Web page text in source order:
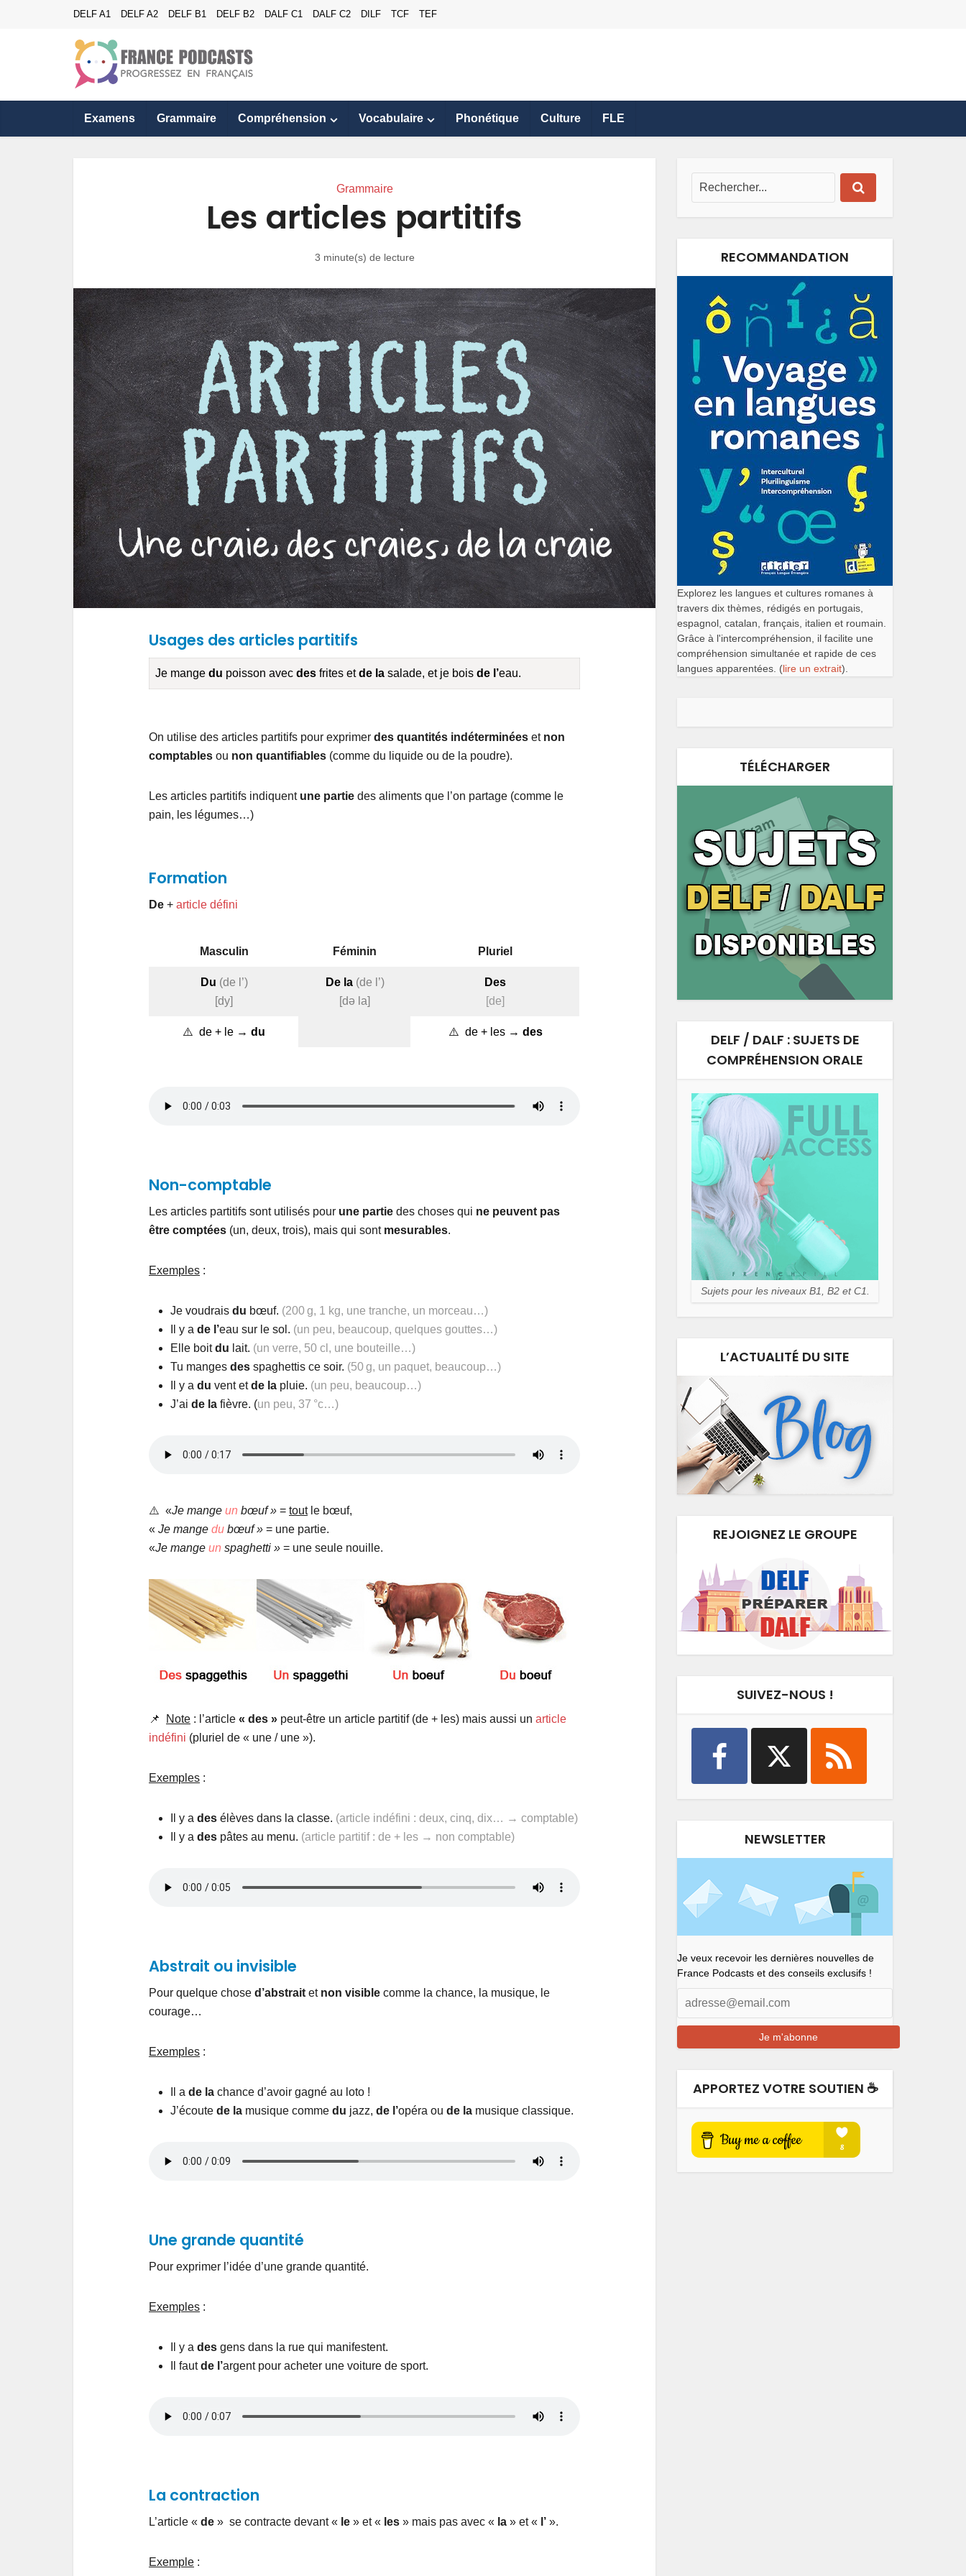
DELF A1 DELF A2 DELF B1 DELF B2 DALF C1 DALF C2 DILF TCF TEF
Examens Grammaire Compréhension Vocabulaire Phonétique Culture FLE
Grammaire
Les articles partitifs
3 minute(s) de lecture
Usages des articles partitifs
Je mange du poisson avec des frites etde la salade, et je bois de l’eau.
On utilise des articles partitifs pour exprimer des quantités indéterminées et non
comptables ou non quantifiables (comme du liquide ou de la poudre).
Les articles partitifs indiquent une partie des aliments que l’on partage (comme le
pain, les légumes…)
Formation
De + article défini
Masculin Féminin Pluriel
Du (de l’)
[dy]
De la (de l’)
[də la]
Des
[de]
⚠️ de + le → du ⚠️ de + les → des
Non-comptable
Les articles partitifs sont utilisés pour une partie des choses qui ne peuvent pas
être comptées (un, deux, trois), mais qui sont mesurables.
Exemples :
Je voudrais du bœuf. (200 g, 1 kg, une tranche, un morceau…)
Il y a de l’eau sur le sol. (un peu, beaucoup, quelques gouttes…)
Elle boitdu lait. (un verre, 50 cl, une bouteille…)
Tu manges des spaghettis ce soir. (50 g, un paquet, beaucoup…)
Il y a du vent etde la pluie. (un peu, beaucoup…)
J’ai de la fièvre. (un peu, 37 °c…)
⚠️ «Je mange un bœuf » = toutle bœuf,
« Je mange du bœuf » = une partie.
«Je mange un spaghetti » = une seule nouille.
📌 Note : l’article « des » peut-être un article partitif (de + les) mais aussi un article
indéfini (pluriel de « une / une »).
Exemples :
Il y a des élèves dans la classe. (article indéfini : deux, cinq, dix… → comptable)
Il y a des pâtes au menu. (article partitif : de + les → non comptable)
Abstrait ou invisible
Pour quelque chose d’abstrait et non visible comme la chance, la musique, le
courage…
Exemples :
Il a de la chance d’avoir gagné au loto !
J’écoute de la musique comme du jazz, de l’opéra ou de la musique classique.
Une grande quantité
Pour exprimer l’idée d’une grande quantité.
Exemples :
Il y a des gens dans la rue qui manifestent.
Il fautde l’argent pour acheter une voiture de sport.
La contraction
L’article « de » se contracte devant « le » et « les » mais pas avec « la » et « l’ ».
Exemple :
RECOMMANDATION
Explorez les langues et cultures romanes à
travers dix thèmes, rédigés en portugais,
espagnol, catalan, français, italien et roumain.
Grâce à l'intercompréhension, il facilite une
compréhension simultanée et rapide de ces
langues apparentées. (lire un extrait).
TÉLÉCHARGER
DELF / DALF : SUJETS DE
COMPRÉHENSION ORALE
Sujets pour les niveaux B1, B2 et C1.
L’ACTUALITÉ DU SITE
REJOIGNEZ LE GROUPE
SUIVEZ-NOUS !
NEWSLETTER
Je veux recevoir les dernières nouvelles de
France Podcasts et des conseils exclusifs !
APPORTEZ VOTRE SOUTIEN ☕️